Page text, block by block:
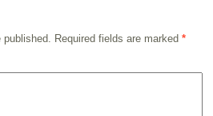
published. Required fields are marked *